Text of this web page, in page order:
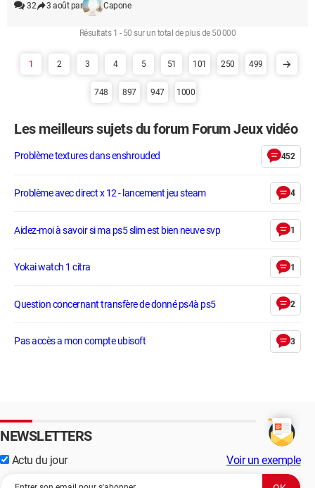
32 3 août par Capone
Résultats 1 - 50 sur un total de plus de 50 000
1 2 3 4 5 51 101 250 499
748 897 947 1000
Les meilleurs sujets du forum Forum Jeux vidéo
Problème textures dans enshrouded 452
Problème avec direct x 12 - lancement jeu steam 4
Aidez-moi à savoir si ma ps5 slim est bien neuve svp 1
Yokai watch 1 citra 1
Question concernant transfère de donné ps4à ps5 2
Pas accès a mon compte ubisoft 3
NEWSLETTERS
Actu du jour Voir un exemple